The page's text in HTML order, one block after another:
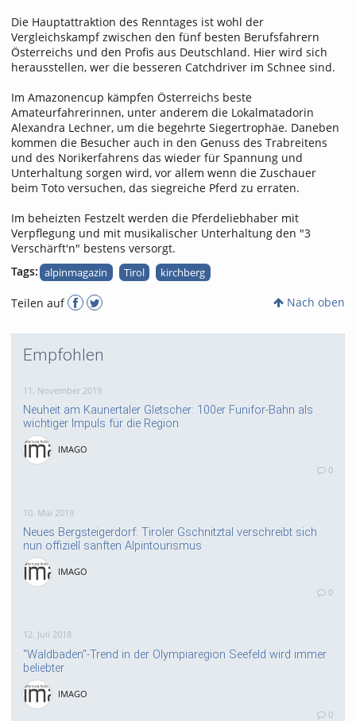
Die Hauptattraktion des Renntages ist wohl der
Vergleichskampf zwischen den fünf besten Berufsfahrern
Österreichs und den Profis aus Deutschland. Hier wird sich
herausstellen, wer die besseren Catchdriver im Schnee sind.
Im Amazonencup kämpfen Österreichs beste
Amateurfahrerinnen, unter anderem die Lokalmatadorin
Alexandra Lechner, um die begehrte Siegertrophäe. Daneben
kommen die Besucher auch in den Genuss des Trabreitens
und des Norikerfahrens das wieder für Spannung und
Unterhaltung sorgen wird, vor allem wenn die Zuschauer
beim Toto versuchen, das siegreiche Pferd zu erraten.
Im beheizten Festzelt werden die Pferdeliebhaber mit
Verpflegung und mit musikalischer Unterhaltung den "3
Verschärft'n" bestens versorgt.
Tags: alpinmagazin Tirol kirchberg
Teilen auf Nach oben
Empfohlen
11. November 2019
Neuheit am Kaunertaler Gletscher: 100er Funifor-Bahn als
wichtiger Impuls für die Region
IMAGO
0
10. Mai 2019
Neues Bergsteigerdorf: Tiroler Gschnitztal verschreibt sich
nun offiziell sanften Alpintourismus
IMAGO
0
12. Juli 2018
"Waldbaden"-Trend in der Olympiaregion Seefeld wird immer
beliebter
IMAGO
0